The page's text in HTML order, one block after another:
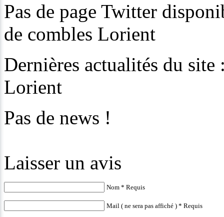
Pas de page Twitter
de combles Lorient
Dernières actualités du site
Lorient
Pas de news !
Laisser un avis
Nom * Requis
Mail ( ne sera pas affiché ) * Requis